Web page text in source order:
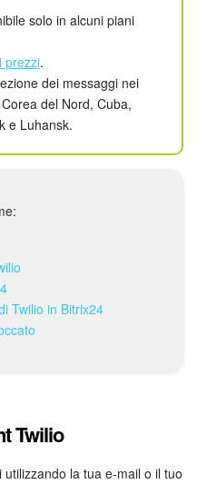
solo in alcuni piani
prezzi.
dei messaggi nei
del Nord, Cuba,
e Luhansk.
Twilio in Bitrix24
Twilio
la tua e-mail o il tuo